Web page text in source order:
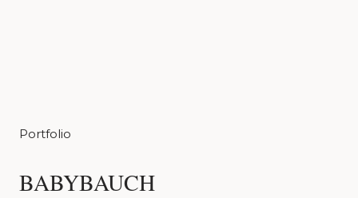
Portfolio
BABYBAUCH